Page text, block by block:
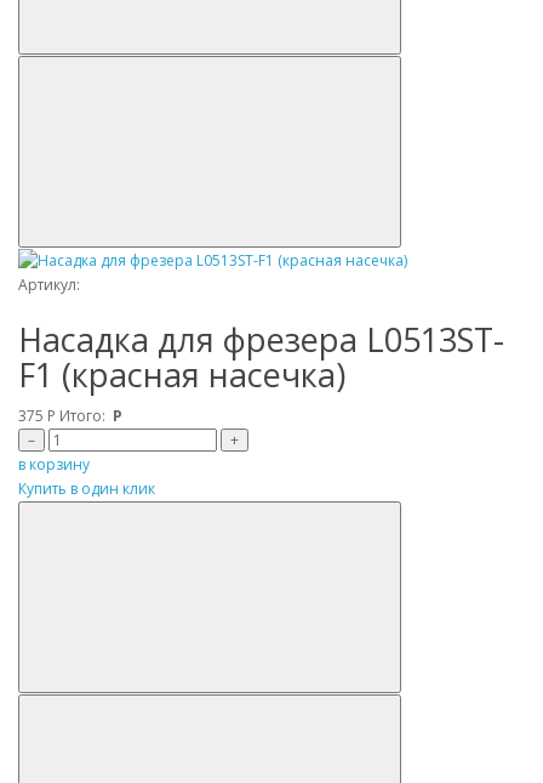
Артикул:
Насадка для фрезера L0513ST-
F1 (красная насечка)
375 Р Итого: Р
–
+
в корзину
Купить в один клик